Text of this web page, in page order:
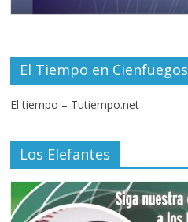
El Tiempo en Cienfuegos
El tiempo – Tutiempo.net
Los Elefantes